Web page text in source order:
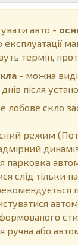
авто -
експлуатації
термін,
- можна
після
лобове скло
режим
парковка
слід тільки
ручна або